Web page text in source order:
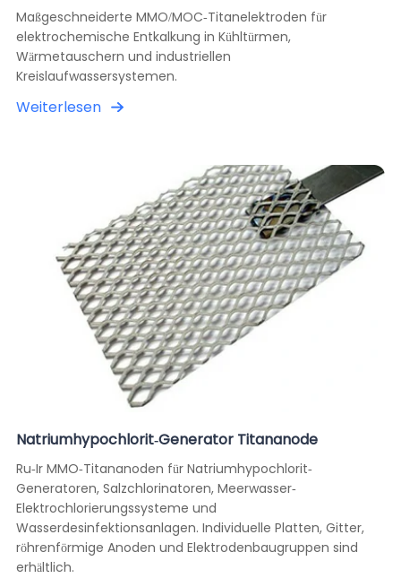
Maßgeschneiderte MMO/MOC-Titanelektroden für
elektrochemische Entkalkung in Kühltürmen,
Wärmetauschern und industriellen
Kreislaufwassersystemen.
Weiterlesen
Natriumhypochlorit-Generator Titananode
Ru-Ir MMO-Titananoden für Natriumhypochlorit-
Generatoren, Salzchlorinatoren, Meerwasser-
Elektrochlorierungssysteme und
Wasserdesinfektionsanlagen. Individuelle Platten, Gitter,
röhrenförmige Anoden und Elektrodenbaugruppen sind
erhältlich.